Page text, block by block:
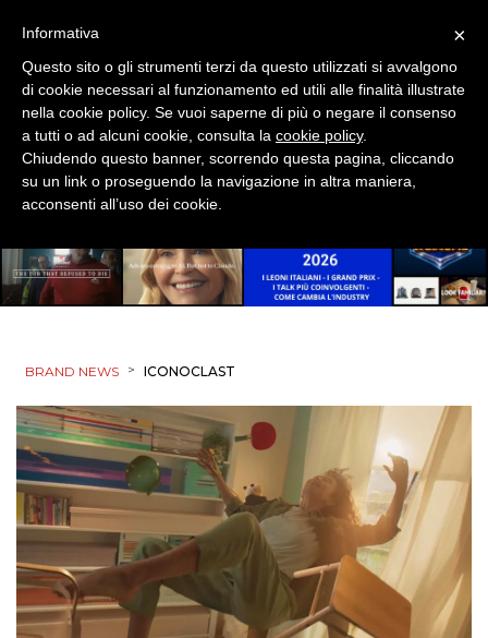
BRAND NEWS > ICONOCLAST
×
Informativa
Questo sito o gli strumenti terzi da questo utilizzati si avvalgono
di cookie necessari al funzionamento ed utili alle finalità illustrate
nella cookie policy. Se vuoi saperne di più o negare il consenso
a tutti o ad alcuni cookie, consulta la cookie policy.
Chiudendo questo banner, scorrendo questa pagina, cliccando
su un link o proseguendo la navigazione in altra maniera,
acconsenti all’uso dei cookie.